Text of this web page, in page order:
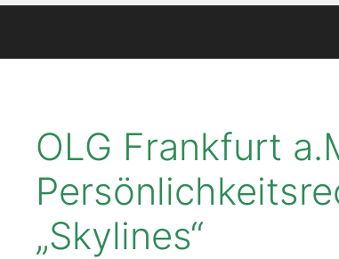
OLG Frankfurt
„Skylines“